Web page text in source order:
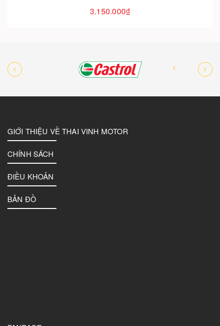
2.350.000₫
GIỚI THIỆU VỀ THAI VINH MOTOR
CHÍNH SÁCH
ĐIỀU KHOẢN
BẢN ĐỒ